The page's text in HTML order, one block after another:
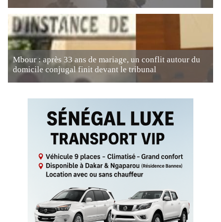
Mbour : après 33 ans de mariage, un conflit autour du
domicile conjugal finit devant le tribunal